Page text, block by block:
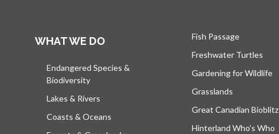
WHAT WE DO
Endangered Species &
Biodiversity
Lakes & Rivers
Coasts & Oceans
Fish Passage
Freshwater Turtles
Gardening for Wildlife
Grasslands
Great Canadian Bioblitz
Hinterland Who's Who